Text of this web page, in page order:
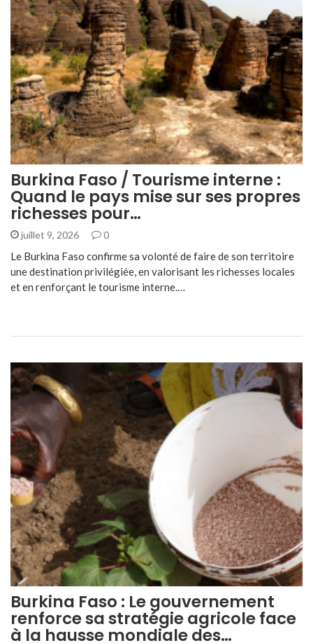
Burkina Faso / Tourisme interne :
Quand le pays mise sur ses propres
richesses pour…
juillet 9, 2026 0
Le Burkina Faso confirme sa volonté de faire de son territoire
une destination privilégiée, en valorisant les richesses locales
et en renforçant le tourisme interne.…
Burkina Faso : Le gouvernement
renforce sa stratégie agricole face
à la hausse mondiale des…